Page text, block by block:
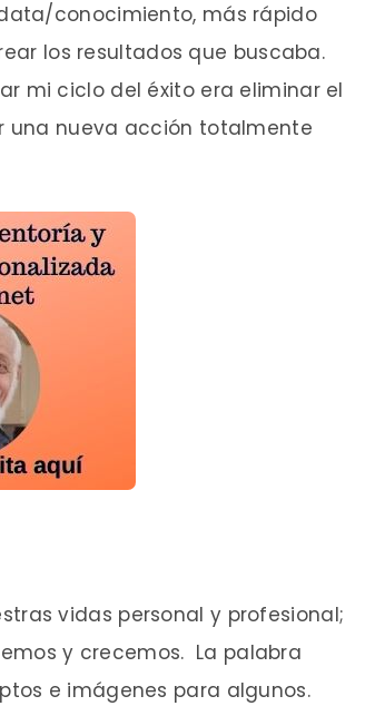
conocimiento, más rápido
los resultados que buscaba.
mi ciclo del éxito era eliminar el
una nueva acción totalmente
vidas personal y profesional;
y crecemos. La palabra
e imágenes para algunos.